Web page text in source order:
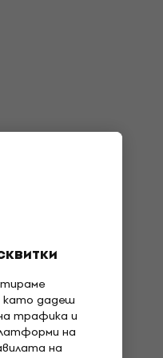
като дадеш
трафика и
на
на